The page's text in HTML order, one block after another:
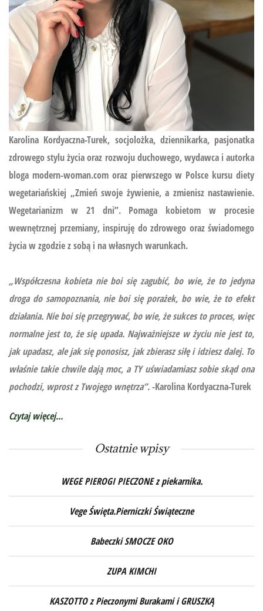
Karolina Kordyaczna-Turek, socjolożka, dziennikarka, pasjonatka
zdrowego stylu życia oraz rozwoju duchowego, wydawca i autorka
bloga modern-woman.com oraz pierwszego w Polsce kursu diety
wegetariańskiej „Zmień swoje żywienie, a zmienisz nastawienie.
Wegetarianizm w 21 dni”.Pomaga kobietom w procesie
wewnętrznej przemiany, inspiruję do zdrowego oraz świadomego
życia w zgodzie z sobą i na własnych warunkach.
„Współczesna kobieta nie boi się zagubić, bo wie, że to jedyna
droga do samopoznania, nie boi się porażek, bo wie, że to efekt
działania. Nie boi się przegrywać, bo wie, że sukces to proces, więc
normalne jest to, że się upada. Najważniejsze w życiu nie jest to,
jak upadasz, ale jak się ponosisz, jak zbierasz siłę i idziesz dalej. To
właśnie takie chwile dają moc, a TY uświadamiasz sobie skąd ona
pochodzi, wprost z Twojego wnętrza”.-Karolina Kordyaczna-Turek
Czytaj więcej...
Ostatnie wpisy
WEGE PIEROGI PIECZONE z piekarnika.
Vege Święta.Pierniczki Świąteczne
Babeczki SMOCZE OKO
ZUPA KIMCHI
KASZOTTO z Pieczonymi Burakami i GRUSZKĄ